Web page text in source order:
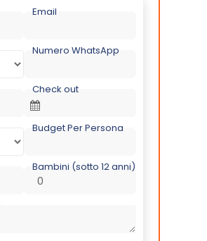
Email
Numero WhatsApp
Check out
Budget Per Persona
Bambini (sotto 12 anni)